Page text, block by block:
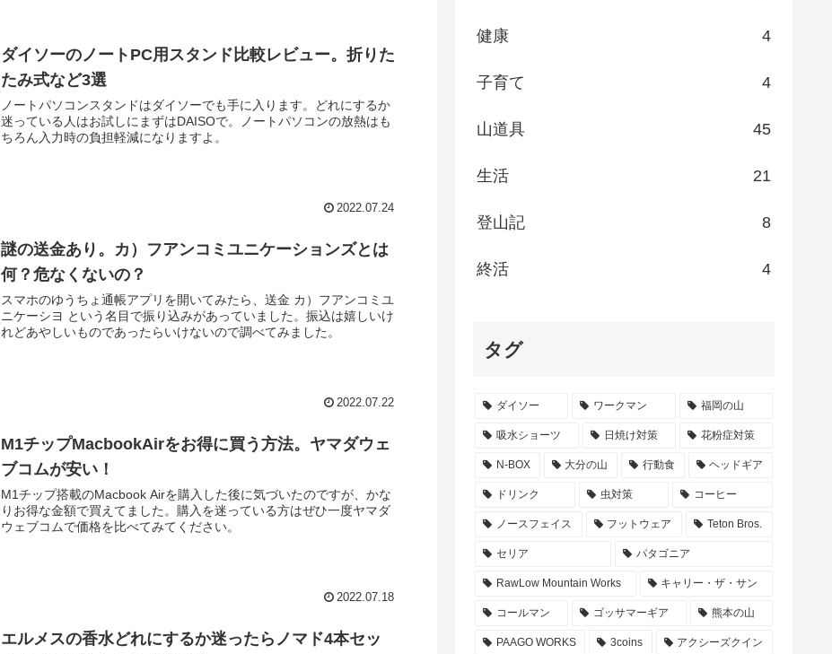
ダイソーのノートPC用スタンド比較レビュー。折りた
たみ式など3選
ノートパソコンスタンドはダイソーでも手に入ります。どれにするか
迷っている人はお試しにまずはDAISOで。ノートパソコンの放熱はも
ちろん入力時の負担軽減になりますよ。
2022.07.24
謎の送金あり。カ）フアンコミユニケーションズとは
何？危なくないの？
スマホのゆうちょ通帳アプリを開いてみたら、送金 カ）フアンコミユ
ニケーシヨ という名目で振り込みがあっていました。振込は嬉しいけ
れどあやしいものであったらいけないので調べてみました。
2022.07.22
M1チップMacbookAirをお得に買う方法。ヤマダウェ
ブコムが安い！
M1チップ搭載のMacbook Airを購入した後に気づいたのですが、かな
りお得な金額で買えてました。購入を迷っている方はぜひ一度ヤマダ
ウェブコムで価格を比べてみてください。
2022.07.18
エルメスの香水どれにするか迷ったらノマド4本セッ
健康 4
子育て 4
山道具 45
生活 21
登山記 8
終活 4
タグ
ダイソー ワークマン 福岡の山
吸水ショーツ 日焼け対策 花粉症対策
N-BOX 大分の山 行動食 ヘッドギア
ドリンク 虫対策 コーヒー
ノースフェイス フットウェア Teton Bros.
セリア パタゴニア
RawLow Mountain Works キャリー・ザ・サン
コールマン ゴッサマーギア 熊本の山
PAAGO WORKS 3coins アクシーズクイン